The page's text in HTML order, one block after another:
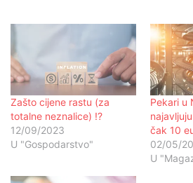
Zašto cijene rastu (za
totalne neznalice) !?
12/09/2023
U "Gospodarstvo"
Pekari u
čak 10
02/05/
U